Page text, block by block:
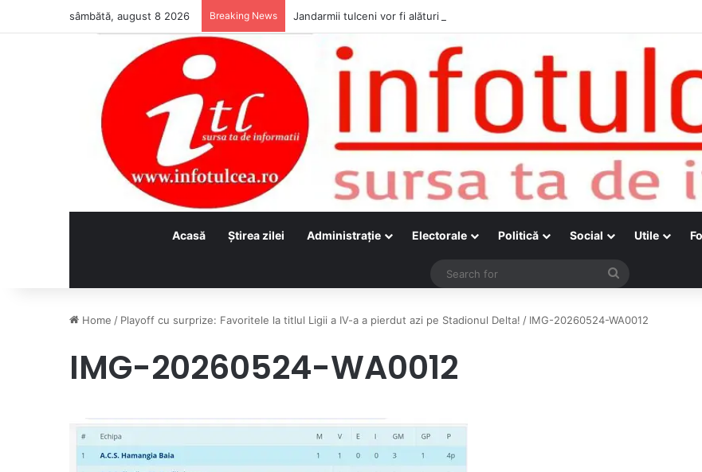
sâmbătă, august 8 2026 Breaking News Jandarmii tulceni vor fi alături de cetățenii care vor lua parte la Festivalul Folk
Acasă Ştirea zilei Administraţie Electorale Politică Social Utile
Search
Home / Playoff cu surprize: Favoritele la titlul Ligii a IV-a a pierdut azi pe Stadionul Delta! / IMG-20260524-WA0012
IMG-20260524-WA0012